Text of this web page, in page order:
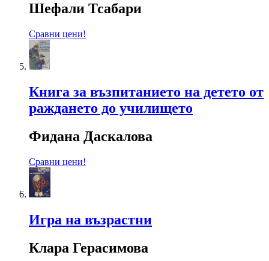
Шефали Тсабари
Сравни цени!
Книга за възпитанието на детето от
раждането до училището
Фидана Даскалова
Сравни цени!
Игра на възрастни
Клара Герасимова